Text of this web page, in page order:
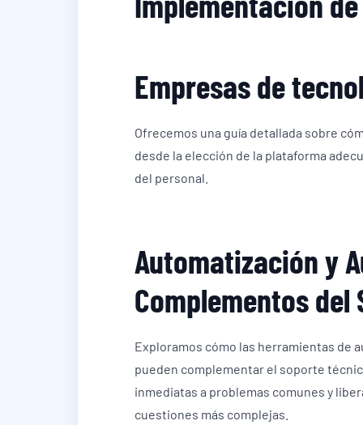
Empresas de
Ofrecemos una guía detallada sobre
desde la elección de la plataforma
del personal.
Automatización y
Complementos del
Exploramos cómo las herramientas de
pueden complementar el soporte
inmediatas a problemas comunes y
cuestiones más complejas.